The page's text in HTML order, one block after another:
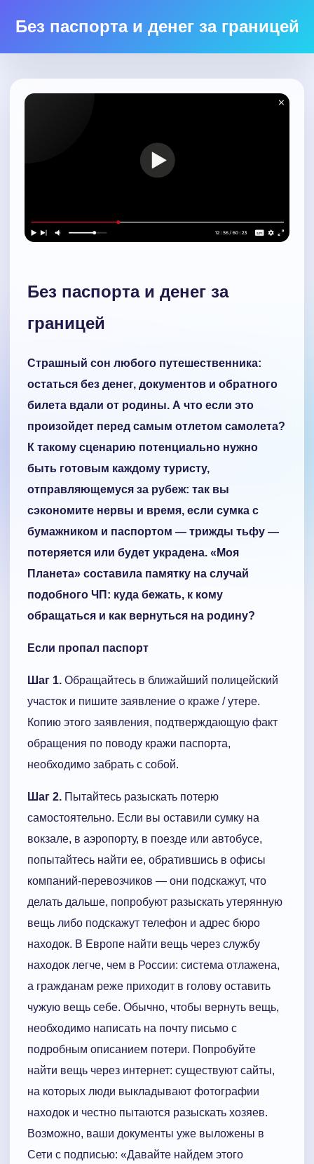
Без паспорта и денег за границей
Без паспорта и денег за
границей
Страшный сон любого путешественника:
остаться без денег, документов и обратного
билета вдали от родины. А что если это
произойдет перед самым отлетом самолета?
К такому сценарию потенциально нужно
быть готовым каждому туристу,
отправляющемуся за рубеж: так вы
сэкономите нервы и время, если сумка с
бумажником и паспортом — трижды тьфу —
потеряется или будет украдена. «Моя
Планета» составила памятку на случай
подобного ЧП: куда бежать, к кому
обращаться и как вернуться на родину?
Если пропал паспорт
Шаг 1. Обращайтесь в ближайший полицейский
участок и пишите заявление о краже / утере.
Копию этого заявления, подтверждающую факт
обращения по поводу кражи паспорта,
необходимо забрать с собой.
Шаг 2. Пытайтесь разыскать потерю
самостоятельно. Если вы оставили сумку на
вокзале, в аэропорту, в поезде или автобусе,
попытайтесь найти ее, обратившись в офисы
компаний-перевозчиков — они подскажут, что
делать дальше, попробуют разыскать утерянную
вещь либо подскажут телефон и адрес бюро
находок. В Европе найти вещь через службу
находок легче, чем в России: система отлажена,
а гражданам реже приходит в голову оставить
чужую вещь себе. Обычно, чтобы вернуть вещь,
необходимо написать на почту письмо с
подробным описанием потери. Попробуйте
найти вещь через интернет: существуют сайты,
на которых люди выкладывают фотографии
находок и честно пытаются разыскать хозяев.
Возможно, ваши документы уже выложены в
Сети с подписью: «Давайте найдем этого